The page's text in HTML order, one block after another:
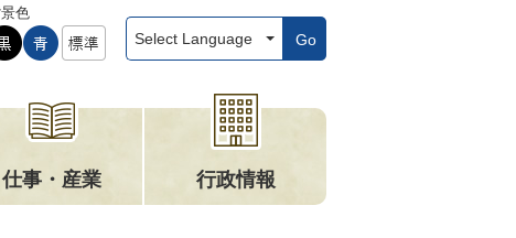
色
Go
仕事・産業 行政情報